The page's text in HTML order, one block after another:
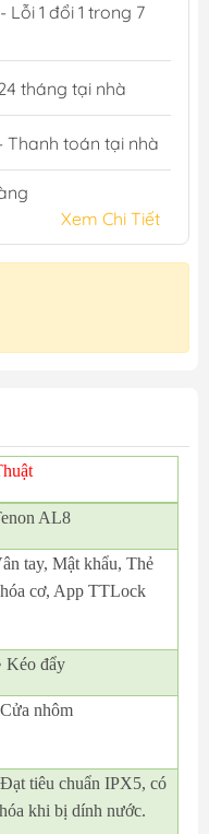
1 đổi 1 trong 7
tháng tại nhà
Thanh toán tại nhà
Xem Chi Tiết
AL8
tay, Mật khẩu, Thẻ
cơ, App TTLock
Kéo đẩy
nhôm
tiêu chuẩn IPX5, có
khi bị dính nước.